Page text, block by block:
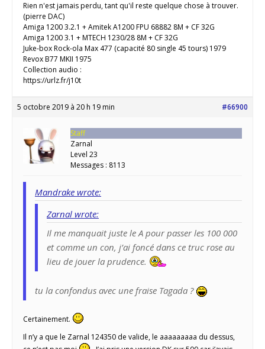
Rien n'est jamais perdu, tant qu'il reste quelque chose à trouver.
(pierre DAC)
Amiga 1200 3.2.1 + Amitek A1200 FPU 68882 8M + CF 32G
Amiga 1200 3.1 + MTECH 1230/28 8M + CF 32G
Juke-box Rock-ola Max 477 (capacité 80 single 45 tours) 1979
Revox B77 MKII 1975
Collection audio :
https://urlz.fr/j10t
5 octobre 2019 à 20 h 19 min #66900
Staff
Zarnal
Level 23
Messages : 8113
Mandrake wrote:
Zarnal wrote:
Il me manquait juste le A pour passer les 100 000
et comme un con, j’ai foncé dans ce truc rose au
lieu de jouer la prudence.
tu la confondus avec une fraise Tagada ?
Certainement.
Il n’y a que le Zarnal 124350 de valide, le aaaaaaaaa du dessus,